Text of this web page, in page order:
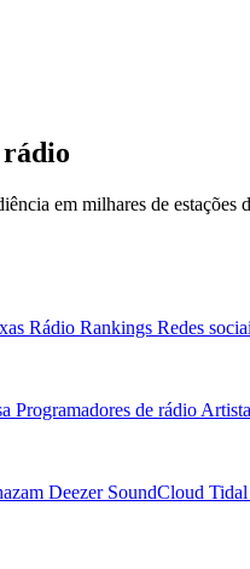
em milhares de estações
Rádio Rankings Redes
Programadores de rádio
Deezer SoundCloud Tidal